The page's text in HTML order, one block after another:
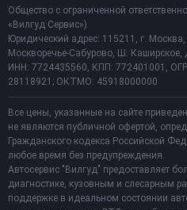
Общество с ограниченной
«Вилгуд Сервис»)
Юридический адрес: 115211, г.
Москворечье-Сабурово, Ш.
ИНН: 7724435560, КПП: 772401001,
28118921; ОКТМО: 45918000000
Все цены, указанные на сайте
не являются публичной офертой,
Гражданского кодекса Российской
любое время без предупреждения.
Автосервис "Вилгуд" предоставляет
диагностике, кузовным и слесарным
поддержке в идеальном состоянии